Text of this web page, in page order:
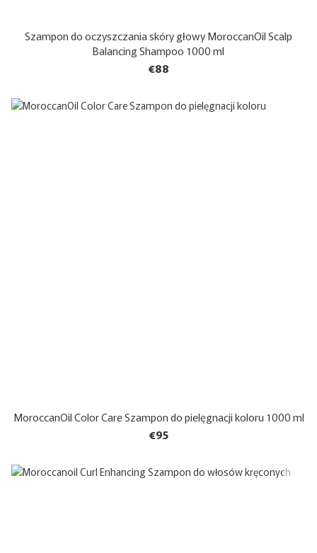
Szampon do oczyszczania skóry głowy MoroccanOil Scalp
Balancing Shampoo 1000 ml
€88
MoroccanOil Color Care Szampon do pielęgnacji koloru 1000 ml
€95